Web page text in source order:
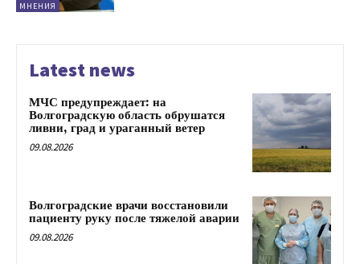
МНЕНИЯ
Latest news
МЧС предупреждает: на
Волгоградскую область обрушатся
ливни, град и ураганный ветер
09.08.2026
Волгоградские врачи восстановили
пациенту руку после тяжелой аварии
09.08.2026